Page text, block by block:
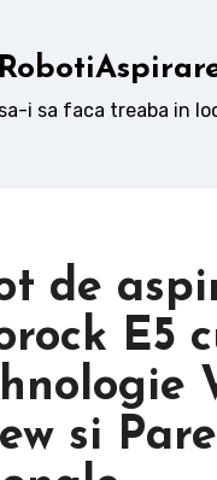
i sa faca treaba in
de
E5
si